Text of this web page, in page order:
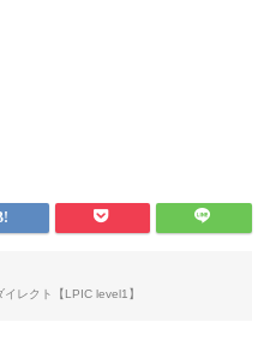
レクト【LPIC level1】